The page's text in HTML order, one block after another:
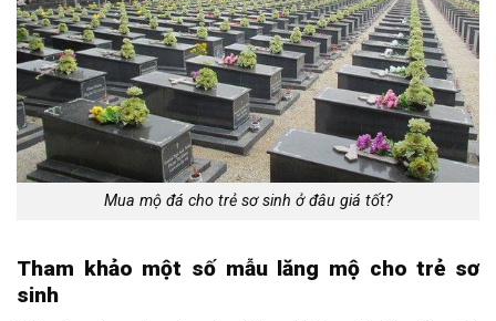
Mua mộ đá cho trẻ sơ sinh ở đâu giá tốt?
Tham khảo một số mẫu lăng mộ cho trẻ sơ
sinh